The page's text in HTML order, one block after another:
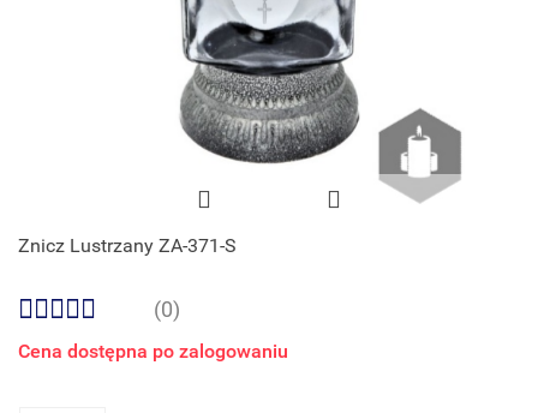
Znicz Lustrzany ZA-371-S
(0)
Cena dostępna po zalogowaniu